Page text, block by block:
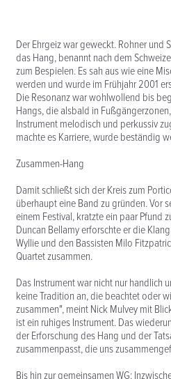
Der Ehrgeiz war geweckt. Rohner und
das Hang, benannt nach dem
zum Bespielen. Es sah aus wie eine
werden und wurde im Frühjahr 2001
Die Resonanz war wohlwollend bis
Hangs, die alsbald in
Instrument melodisch und perkussiv
machte es Karriere, wurde beständig
Zusammen-Hang
Damit schließt sich der Kreis zum
überhaupt eine Band zu gründen. Vor
einem Festival, kratzte ein paar Pfund
Duncan Bellamy erforschte er die
Wyllie und den Bassisten Milo
Quartet zusammen.
Das Instrument war nicht nur handlich
keine Tradition an, die beachtet oder
zusammen", meint Nick Mulvey mit
ist ein ruhiges Instrument. Das
der Erforschung des Hang und der
zusammenpasst, die uns
Bis hin zur gemeinsamen WG: